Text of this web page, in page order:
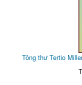
Tông thư Tertio